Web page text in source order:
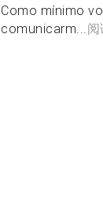
Como mínimo
comunicarm... 阅